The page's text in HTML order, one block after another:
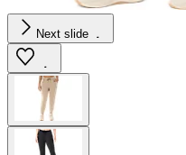
Next slide